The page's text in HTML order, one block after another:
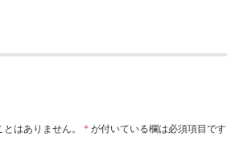
はありません。 * が付いている欄は必須項目です